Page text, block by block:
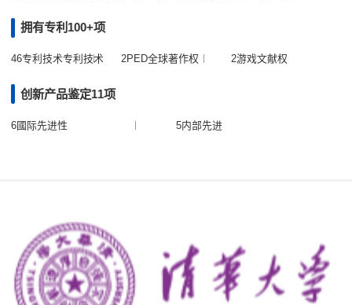
拥有专利100+项
46专利技术专利技术 2PED全球著作权 2游戏文献权
创新产品鉴定11项
6國际先进性 5内部先进